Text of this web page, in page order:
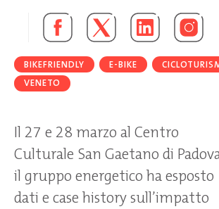
BIKEFRIENDLY E-BIKE
VENETO
Il 27 e 28 marzo al Centro
Culturale San Gaetano di
il gruppo energetico ha esposto
dati e case history sull’impatto